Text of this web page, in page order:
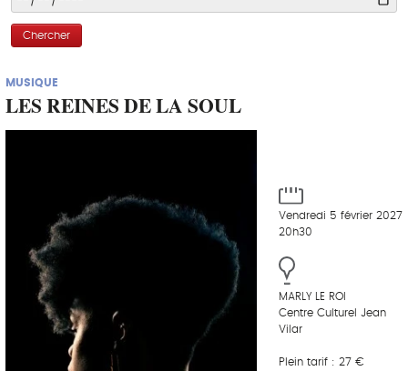
Chercher
MUSIQUE
LES REINES DE LA SOUL
Vendredi 5 février 2027
20h30
MARLY LE ROI
Centre Culturel Jean
Vilar
Plein tarif : 27 €